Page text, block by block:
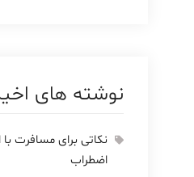
نوشته های
نکاتی برای مسافرت
اضطراب